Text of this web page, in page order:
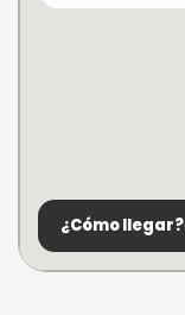
¿Cómo llegar?